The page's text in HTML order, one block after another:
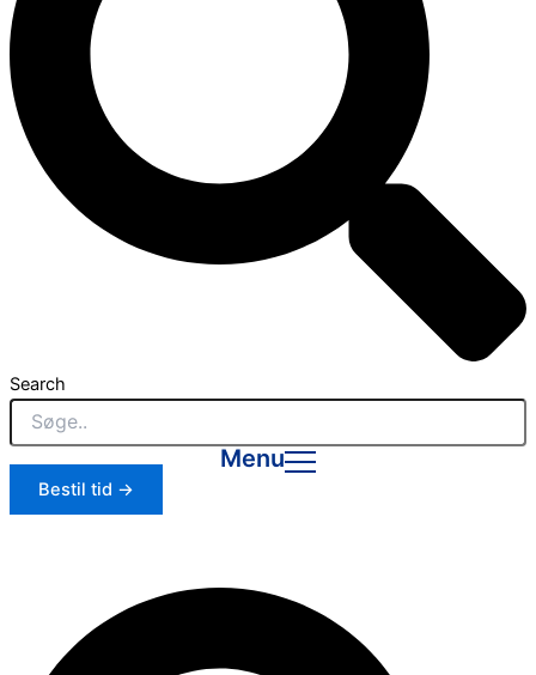
Search
Menu
Bestil tid →